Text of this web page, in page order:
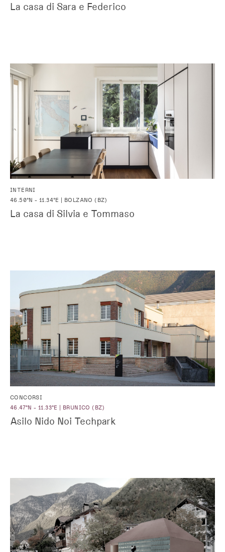
La casa di Sara e Federico
INTERNI
46.50°N - 11.34°E | BOLZANO (BZ)
La casa di Silvia e Tommaso
CONCORSI
46.47°N - 11.33°E | BRUNICO (BZ)
Asilo Nido Noi Techpark